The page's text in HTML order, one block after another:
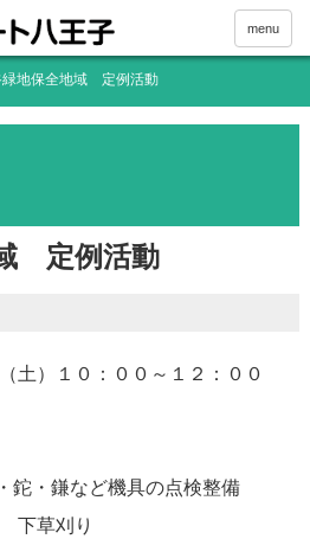
menu
緑地保全地域 定例活動
定例活動
土）１０：００～１２：００
鉈・鎌など機具の点検整備
下草刈り